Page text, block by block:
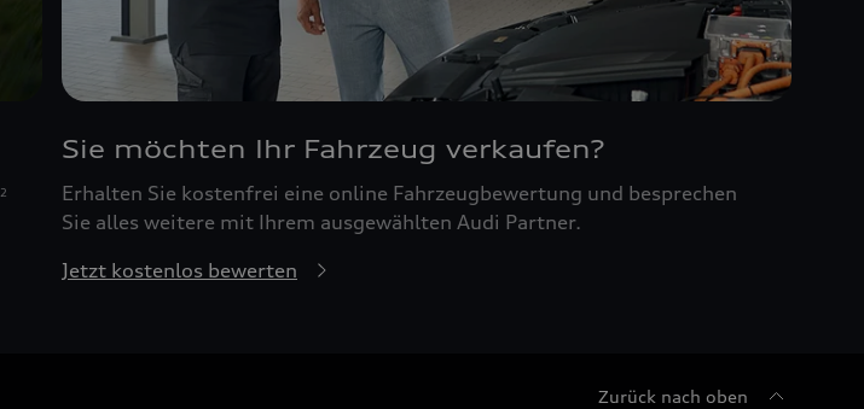
2
Sie möchten Ihr Fahrzeug verkaufen?
Erhalten Sie kostenfrei eine online Fahrzeugbewertung und besprechen
Sie alles weitere mit Ihrem ausgewählten Audi Partner.
Jetzt kostenlos bewerten
Zurück nach oben